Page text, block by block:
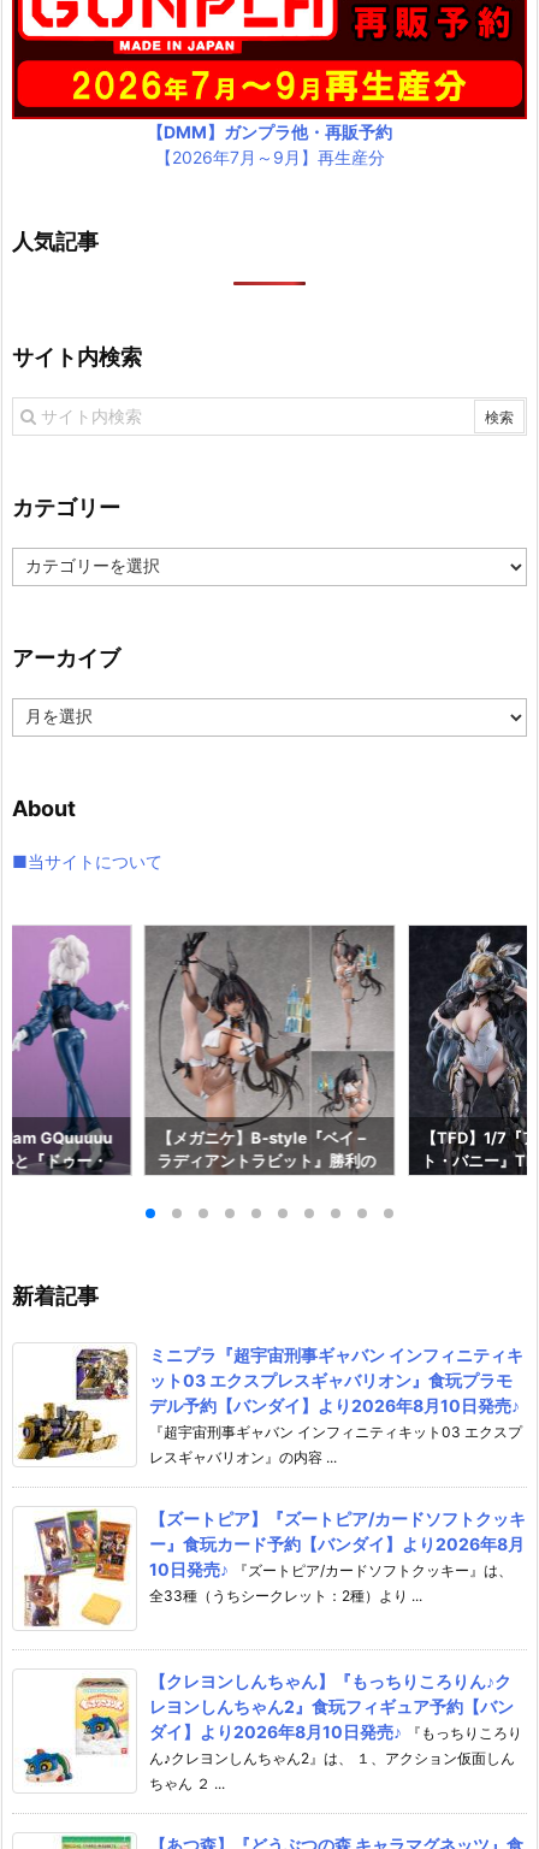
【DMM】ガンプラ他・再販予約
【2026年7月～9月】再生産分
人気記事
サイト内検索
カテゴリー
カ
テ
ー
アーカイブ
ー
ブ
About
■当サイトについて
GQuuuuu
と『ドゥー・
【メガニケ】B-style『ベイ –
ラディアントラビット』勝利の
約【フリーイング】より2026
【TFD】1/7『
ト・バニー』
新着記事
ミニプラ『超宇宙刑事ギャバン インフィニティキ
ット03 エクスプレスギャバリオン』食玩プラモ
デル予約【バンダイ】より2026年8月10日発売♪
『超宇宙刑事ギャバン インフィニティキット03 エクスプ
レスギャバリオン』の内容 ...
【ズートピア】『ズートピア/カードソフトクッキ
ー』食玩カード予約【バンダイ】より2026年8月
10日発売♪
『ズートピア/カードソフトクッキー』は、
全33種（うちシークレット：2種）より ...
【クレヨンしんちゃん】『もっちりころりん♪ク
レヨンしんちゃん2』食玩フィギュア予約【バン
ダイ】より2026年8月10日発売♪
『もっちりころり
ん♪クレヨンしんちゃん2』は、 １、アクション仮面しん
ちゃん ２ ...
【あつ森】『どうぶつの森 キャラマグネッツ』食